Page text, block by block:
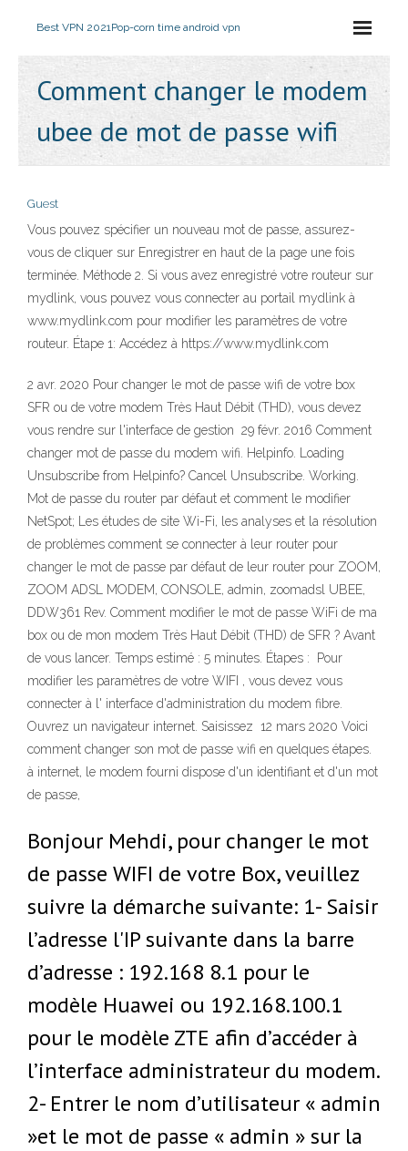
Best VPN 2021Pop-corn time android vpn
Comment changer le modem
ubee de mot de passe wifi
Guest
Vous pouvez spécifier un nouveau mot de passe, assurez-
vous de cliquer sur Enregistrer en haut de la page une fois
terminée. Méthode 2. Si vous avez enregistré votre routeur sur
mydlink, vous pouvez vous connecter au portail mydlink à
www.mydlink.com pour modifier les paramètres de votre
routeur. Étape 1: Accédez à https://www.mydlink.com
2 avr. 2020 Pour changer le mot de passe wifi de votre box
SFR ou de votre modem Très Haut Débit (THD), vous devez
vous rendre sur l'interface de gestion 29 févr. 2016 Comment
changer mot de passe du modem wifi. Helpinfo. Loading
Unsubscribe from Helpinfo? Cancel Unsubscribe. Working.
Mot de passe du router par défaut et comment le modifier
NetSpot; Les études de site Wi-Fi, les analyses et la résolution
de problèmes comment se connecter à leur router pour
changer le mot de passe par défaut de leur router pour ZOOM,
ZOOM ADSL MODEM, CONSOLE, admin, zoomadsl UBEE,
DDW361 Rev. Comment modifier le mot de passe WiFi de ma
box ou de mon modem Très Haut Débit (THD) de SFR ? Avant
de vous lancer. Temps estimé : 5 minutes. Étapes : Pour
modifier les paramètres de votre WIFI , vous devez vous
connecter à l' interface d'administration du modem fibre.
Ouvrez un navigateur internet. Saisissez 12 mars 2020 Voici
comment changer son mot de passe wifi en quelques étapes.
à internet, le modem fourni dispose d'un identifiant et d'un mot
de passe,
Bonjour Mehdi, pour changer le mot
de passe WIFI de votre Box, veuillez
suivre la démarche suivante: 1- Saisir
l’adresse l'IP suivante dans la barre
d’adresse : 192.168 8.1 pour le
modèle Huawei ou 192.168.100.1
pour le modèle ZTE afin d’accéder à
l’interface administrateur du modem.
2- Entrer le nom d’utilisateur « admin
»et le mot de passe « admin » sur la